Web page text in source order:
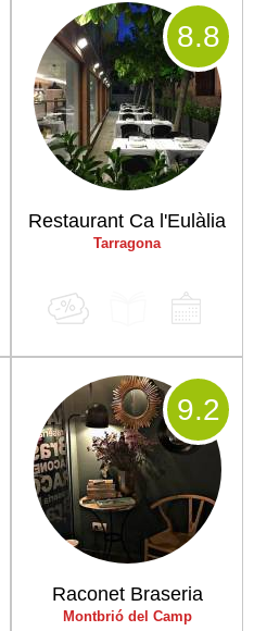
Restaurant Ca l'Eulàlia
Tarragona
8.8
Raconet Braseria
Montbrió del Camp
9.2